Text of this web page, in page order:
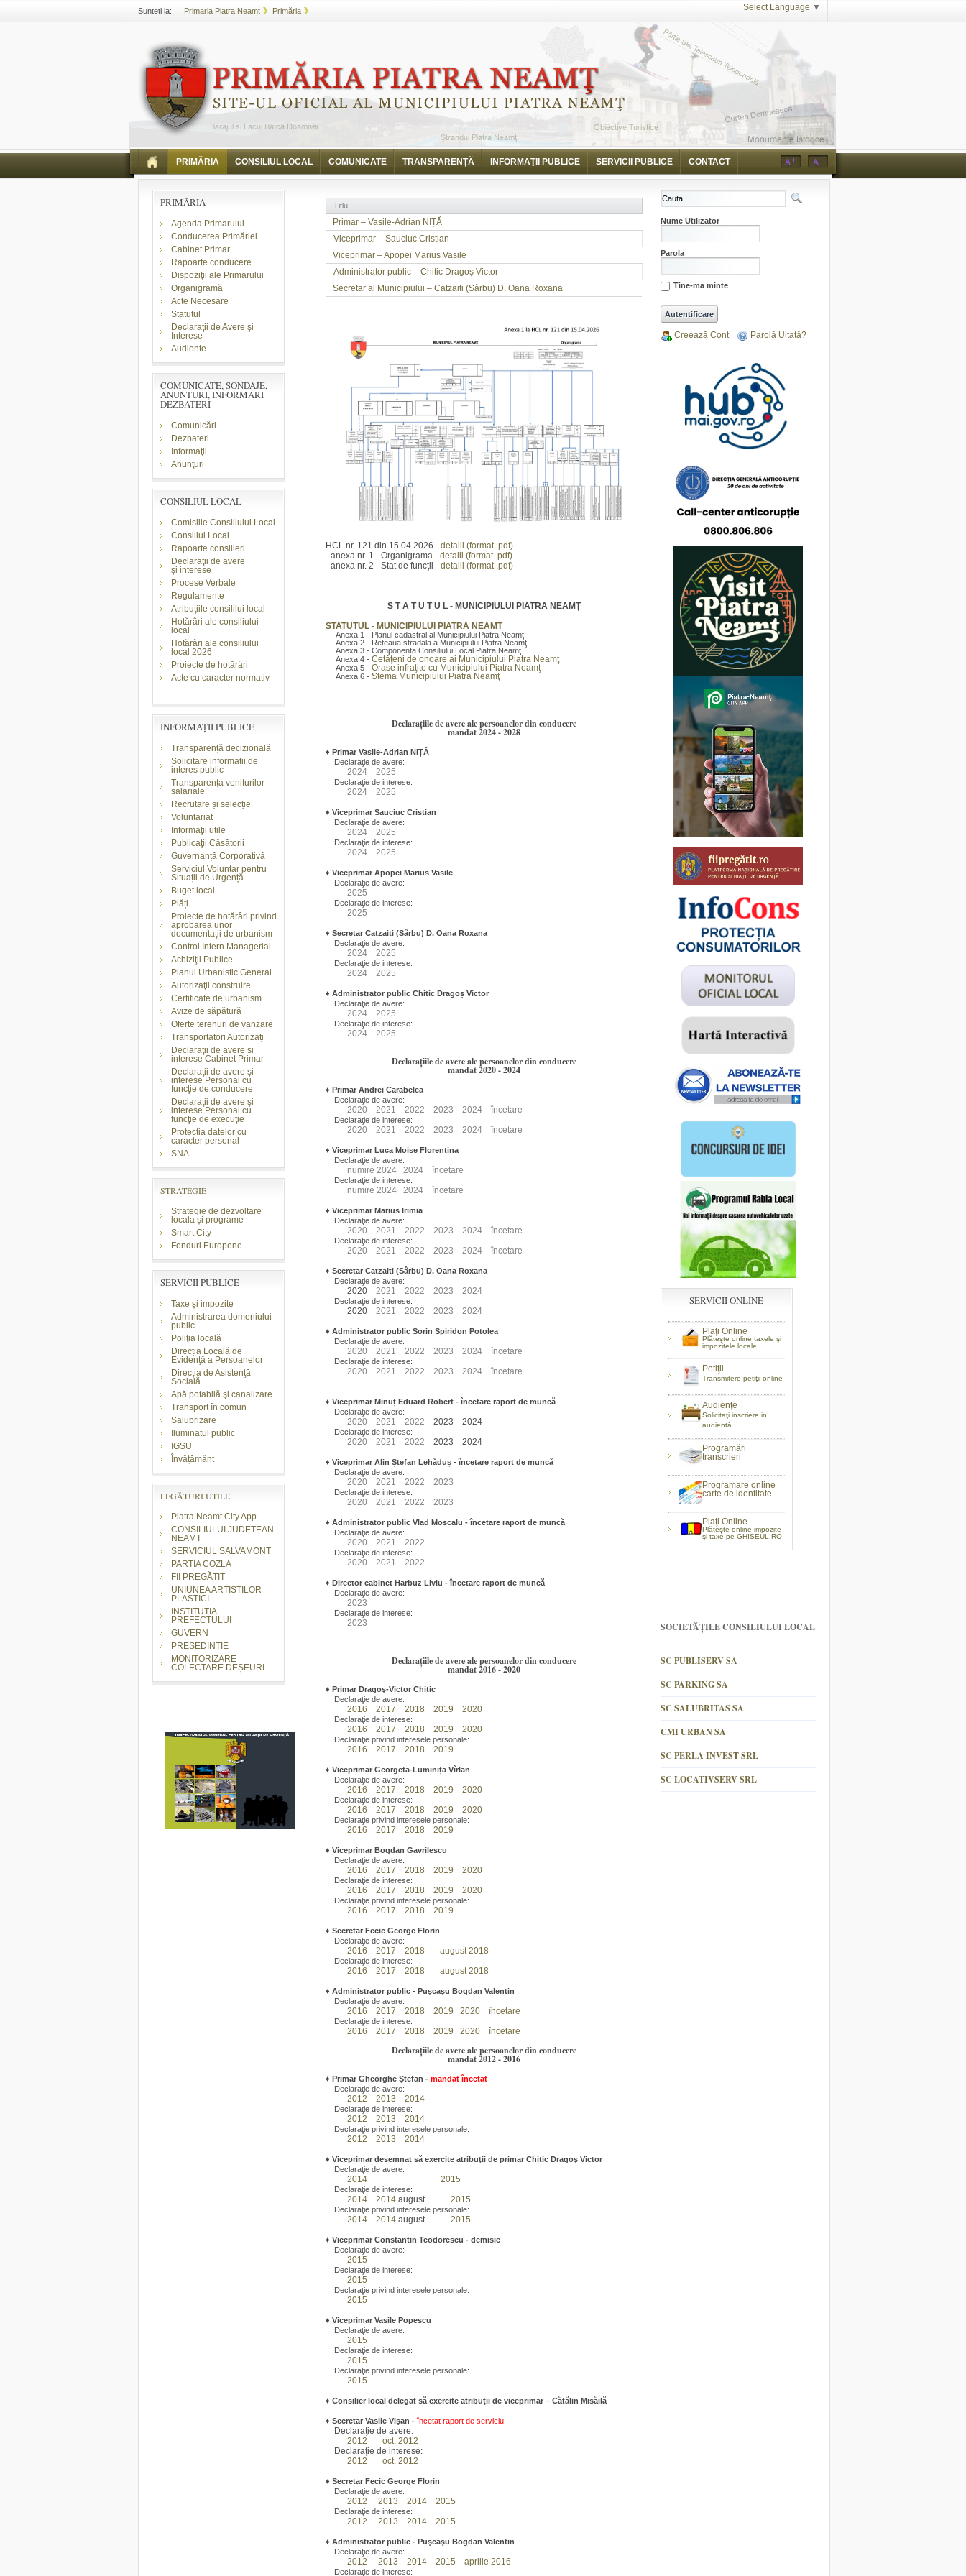
Sunteti la: Primaria Piatra Neamt Primăria Select Language ▼
PRIMĂRIA CONSILIUL LOCAL COMUNICATE TRANSPARENȚĂ INFORMAŢII PUBLICE SERVICII PUBLICE CONTACT
PRIMĂRIA
Agenda Primarului
Conducerea Primăriei
Cabinet Primar
Rapoarte conducere
Dispoziţii ale Primarului
Organigramă
Acte Necesare
Statutul
Declaraţii de Avere şi
Interese
Audiente
COMUNICATE, SONDAJE,
ANUNTURI, INFORMARI
DEZBATERI
Comunicări
Dezbateri
Informaţii
Anunţuri
CONSILIUL LOCAL
Comisiile Consiliului Local
Consiliul Local
Rapoarte consilieri
Declaraţii de avere
şi interese
Procese Verbale
Regulamente
Atribuţiile consililui local
Hotărâri ale consiliului
local
Hotărâri ale consiliului
local 2026
Proiecte de hotărâri
Acte cu caracter normativ
INFORMAŢII PUBLICE
Transparență decizională
Solicitare informații de
interes public
Transparența veniturilor
salariale
Recrutare și selecție
Voluntariat
Informaţii utile
Publicaţii Căsătorii
Guvernanță Corporativă
Serviciul Voluntar pentru
Situații de Urgență
Buget local
Plăți
Proiecte de hotărâri privind
aprobarea unor
documentaţii de urbanism
Control Intern Managerial
Achiziţii Publice
Planul Urbanistic General
Autorizaţii construire
Certificate de urbanism
Avize de săpătură
Oferte terenuri de vanzare
Transportatori Autorizați
Declaraţii de avere si
interese Cabinet Primar
Declaraţii de avere şi
interese Personal cu
funcţie de conducere
Declaraţii de avere şi
interese Personal cu
funcţie de execuţie
Protectia datelor cu
caracter personal
SNA
STRATEGIE
Strategie de dezvoltare
locala și programe
Smart City
Fonduri Europene
SERVICII PUBLICE
Taxe și impozite
Administrarea domeniului
public
Poliţia locală
Direcția Locală de
Evidenţă a Persoanelor
Direcția de Asistenţă
Socială
Apă potabilă şi canalizare
Transport în comun
Salubrizare
Iluminatul public
IGSU
Învățământ
LEGĂTURI UTILE
Piatra Neamt City App
CONSILIULUI JUDETEAN
NEAMT
SERVICIUL SALVAMONT
PARTIA COZLA
FII PREGĂTIT
UNIUNEA ARTISTILOR
PLASTICI
INSTITUTIA
PREFECTULUI
GUVERN
PRESEDINTIE
MONITORIZARE
COLECTARE DEȘEURI
Titlu
Primar – Vasile-Adrian NIȚĂ
Viceprimar – Sauciuc Cristian
Viceprimar – Apopei Marius Vasile
Administrator public – Chitic Dragoș Victor
Secretar al Municipiului – Catzaiti (Sârbu) D. Oana Roxana
HCL nr. 121 din 15.04.2026 - detalii (format .pdf)
- anexa nr. 1 - Organigrama - detalii (format .pdf)
- anexa nr. 2 - Stat de funcții - detalii (format .pdf)
S T A T U T U L - MUNICIPIULUI PIATRA NEAMȚ
STATUTUL - MUNICIPIULUI PIATRA NEAMȚ
Anexa 1 - Planul cadastral al Municipiului Piatra Neamţ
Anexa 2 - Reteaua stradala a Municipiului Piatra Neamţ
Anexa 3 - Componenta Consiliului Local Piatra Neamţ
Anexa 4 - Cetăţeni de onoare ai Municipiului Piatra Neamţ
Anexa 5 - Orase infraţite cu Municipiului Piatra Neamţ
Anexa 6 - Stema Municipiului Piatra Neamţ
Declarațiile de avere ale persoanelor din conducere
mandat 2024 - 2028
♦ Primar Vasile-Adrian NIȚĂ
Declaraţie de avere:
2024 2025
Declaraţie de interese:
2024 2025
♦ Viceprimar Sauciuc Cristian
Declaraţie de avere:
2024 2025
Declaraţie de interese:
2024 2025
♦ Viceprimar Apopei Marius Vasile
Declaraţie de avere:
2025
Declaraţie de interese:
2025
♦ Secretar Catzaiti (Sârbu) D. Oana Roxana
Declaraţie de avere:
2024 2025
Declaraţie de interese:
2024 2025
♦ Administrator public Chitic Dragoș Victor
Declaraţie de avere:
2024 2025
Declaraţie de interese:
2024 2025
Declarațiile de avere ale persoanelor din conducere
mandat 2020 - 2024
♦ Primar Andrei Carabelea
Declaraţie de avere:
2020 2021 2022 2023 2024 încetare
Declaraţie de interese:
2020 2021 2022 2023 2024 încetare
♦ Viceprimar Luca Moise Florentina
Declaraţie de avere:
numire 2024 2024 încetare
Declaraţie de interese:
numire 2024 2024 încetare
♦ Viceprimar Marius Irimia
Declaraţie de avere:
2020 2021 2022 2023 2024 încetare
Declaraţie de interese:
2020 2021 2022 2023 2024 încetare
♦ Secretar Catzaiti (Sârbu) D. Oana Roxana
Declaraţie de avere:
2020 2021 2022 2023 2024
Declaraţie de interese:
2020 2021 2022 2023 2024
♦ Administrator public Sorin Spiridon Potolea
Declaraţie de avere:
2020 2021 2022 2023 2024 încetare
Declaraţie de interese:
2020 2021 2022 2023 2024 încetare
♦ Viceprimar Minuț Eduard Robert- încetare raport de muncă
Declaraţie de avere:
2020 2021 2022 2023 2024
Declaraţie de interese:
2020 2021 2022 2023 2024
♦ Viceprimar Alin Ștefan Lehăduș- încetare raport de muncă
Declaraţie de avere:
2020 2021 2022 2023
Declaraţie de interese:
2020 2021 2022 2023
♦ Administrator public Vlad Moscalu - încetare raport de muncă
Declaraţie de avere:
2020 2021 2022
Declaraţie de interese:
2020 2021 2022
♦ Director cabinet Harbuz Liviu - încetare raport de muncă
Declaraţie de avere:
2023
Declaraţie de interese:
2023
Declarațiile de avere ale persoanelor din conducere
mandat 2016 - 2020
♦ Primar Dragoş-Victor Chitic
Declaraţie de avere:
2016 2017 2018 2019 2020
Declaraţie de interese:
2016 2017 2018 2019 2020
Declaraţie privind interesele personale:
2016 2017 2018 2019
♦ Viceprimar Georgeta-Luminița Vîrlan
Declaraţie de avere:
2016 2017 2018 2019 2020
Declaraţie de interese:
2016 2017 2018 2019 2020
Declaraţie privind interesele personale:
2016 2017 2018 2019
♦ Viceprimar Bogdan Gavrilescu
Declaraţie de avere:
2016 2017 2018 2019 2020
Declaraţie de interese:
2016 2017 2018 2019 2020
Declaraţie privind interesele personale:
2016 2017 2018 2019
♦ Secretar Fecic George Florin
Declaraţie de avere:
2016 2017 2018 august 2018
Declaraţie de interese:
2016 2017 2018 august 2018
♦ Administrator public - Puşcaşu Bogdan Valentin
Declaraţie de avere:
2016 2017 2018 2019 2020 încetare
Declaraţie de interese:
2016 2017 2018 2019 2020 încetare
Declarațiile de avere ale persoanelor din conducere
mandat 2012 - 2016
♦ Primar Gheorghe Ştefan - mandat încetat
Declaraţie de avere:
2012 2013 2014
Declaraţie de interese:
2012 2013 2014
Declaraţie privind interesele personale:
2012 2013 2014
♦ Viceprimar desemnat să exercite atribuţii de primar Chitic Dragoş Victor
Declaraţie de avere:
2014 2015
Declaraţie de interese:
2014 2014august 2015
Declaraţie privind interesele personale:
2014 2014august 2015
♦ Viceprimar Constantin Teodorescu - demisie
Declaraţie de avere:
2015
Declaraţie de interese:
2015
Declaraţie privind interesele personale:
2015
♦ Viceprimar Vasile Popescu
Declaraţie de avere:
2015
Declaraţie de interese:
2015
Declaraţie privind interesele personale:
2015
♦ Consilier local delegat să exercite atribuţii de viceprimar – Cătălin Misăilă
♦ Secretar Vasile Vişan - încetat raport de serviciu
Declaraţie de avere:
2012
oct. 2012
Declaraţie de interese:
2012
oct. 2012
♦ Secretar Fecic George Florin
Declaraţie de avere:
2012 2013 2014 2015
Declaraţie de interese:
2012 2013 2014 2015
♦ Administrator public - Puşcaşu Bogdan Valentin
Declaraţie de avere:
2012 2013 2014 2015 aprilie 2016
Declaraţie de interese:
Nume Utilizator
Parola
Tine-ma minte
Creează Cont Parolă Uitată?
SERVICII ONLINE
Plaţi Online
Plăteşte online taxele şi
impozitele locale
Petiţii
Transmitere petiţii online
Audienţe
Solicitaţi inscriere in
audientă
Programări
transcrieri
Programare online
carte de identitate
Plaţi Online
Plătește online impozite
şi taxe pe GHISEUL.RO
SOCIETĂȚILE CONSILIULUI LOCAL
SC PUBLISERV SA
SC PARKING SA
SC SALUBRITAS SA
CMI URBAN SA
SC PERLA INVEST SRL
SC LOCATIVSERV SRL